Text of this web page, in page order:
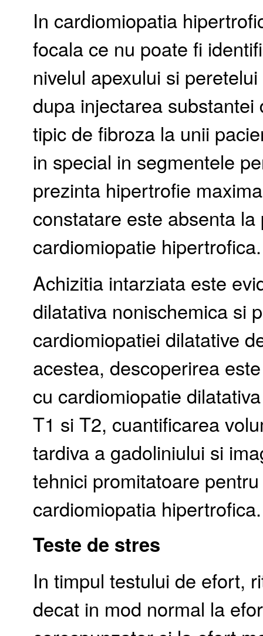
In cardiomiopatia
focala ce nu poate fi
nivelul apexului si
dupa injectarea
tipic de fibroza la unii
in special in segmentele
prezinta hipertrofie
constatare este absenta
cardiomiopatie hipertrofica.
Achizitia intarziata este
dilatativa nonischemica si
cardiomiopatiei dilatative
acestea, descoperirea
cu cardiomiopatie
T1 si T2, cuantificarea
tardiva a gadoliniului si
tehnici promitatoare
cardiomiopatia hipertrofica.
Teste de stres
In timpul testului de efort,
decat in mod normal la